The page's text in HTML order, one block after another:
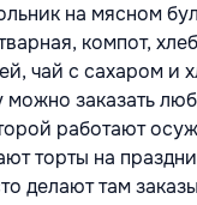
на мясном
компот,
чай с сахаром и
можно заказать
работают
торты на
делают там